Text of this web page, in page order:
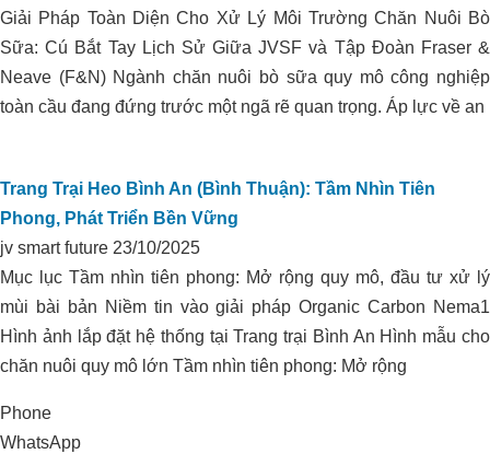
Xử lý môi trường trang trại heo nái NA
Rì _Bắc Cạn
KIỂM SOÁT PH ĐẤT TRỒNG VÀ
CHĂM SÓC VƯỜN TIÊU
Giải Pháp Toàn Diện Cho Xử Lý Môi Trường Chăn Nuôi Bò
Sữa: Cú Bắt Tay Lịch Sử Giữa JVSF và Tập Đoàn Fraser &
Neave (F&N) Ngành chăn nuôi bò sữa quy mô công nghiệp
toàn cầu đang đứng trước một ngã rẽ quan trọng. Áp lực về an
Trang Trại Heo Bình An (Bình Thuận): Tầm Nhìn Tiên
Phong, Phát Triển Bền Vững
jv smart future 23/10/2025
Mục lục Tầm nhìn tiên phong: Mở rộng quy mô, đầu tư xử lý
mùi bài bản Niềm tin vào giải pháp Organic Carbon Nema1
Hình ảnh lắp đặt hệ thống tại Trang trại Bình An Hình mẫu cho
chăn nuôi quy mô lớn Tầm nhìn tiên phong: Mở rộng
Phone
WhatsApp